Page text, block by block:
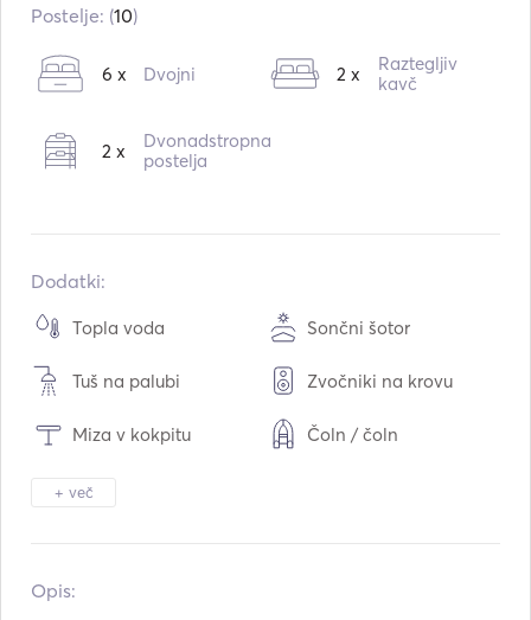
Motorji:1 x 53hp
Zmogljivost vode:260
Največja potovalna hitrost:7 vozli
Postelje: (10)
6 x Dvojni 2 x
Raztegljiv
kavč
2 x
Dvonadstropna
postelja
Dodatki:
Topla voda Sončni šotor
Tuš na palubi Zvočniki na krovu
Miza v kokpitu Čoln / čoln
Ogrevanje
Hladilnik
+ več
Opis: